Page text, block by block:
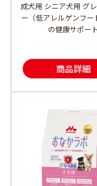
成犬用 シニア犬用 グ
ー（低アレルゲンフー
の健康サポート
商品詳細